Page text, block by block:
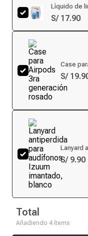
Líquido de
pantallas
S/ 17.90
Case
S/
Lanyard
S/ 9.90
Total
Añadiendo 4 ítems